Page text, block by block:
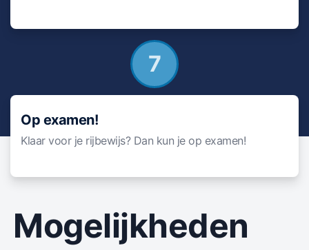
7
Op examen!
Klaar voor je rijbewijs? Dan kun je op examen!
Mogelijkheden